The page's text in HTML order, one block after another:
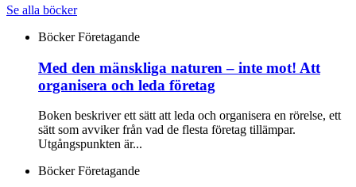
Se alla böcker
Böcker Företagande
Med den mänskliga naturen – inte mot! Att
organisera och leda företag
Boken beskriver ett sätt att leda och organisera en rörelse, ett
sätt som avviker från vad de flesta företag tillämpar.
Utgångspunkten är...
Böcker Företagande